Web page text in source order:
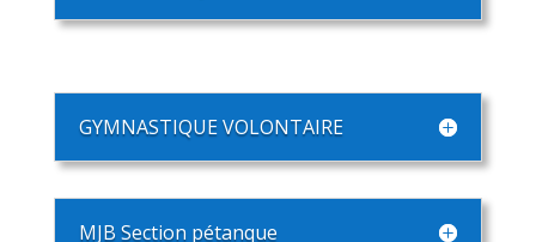
GYMNASTIQUE VOLONTAIRE
MJB Section pétanque